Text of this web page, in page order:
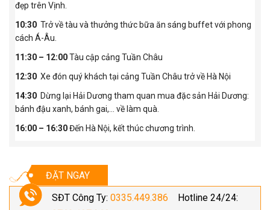
đẹp trên Vịnh.
10:30 Trở về tàu và thưởng thức bữa ăn sáng buffet với phong
cách Á-Âu.
11:30 – 12:00Tàu cập cảng Tuần Châu
12:30 Xe đón quý khách tại cảng Tuần Châu trở về Hà Nội
14:30 Dừng lại Hải Dương tham quan mua đặc sản Hải Dương:
bánh đậu xanh, bánh gai,… về làm quà.
16:00 – 16:30Đến Hà Nội, kết thúc chương trình.
ĐẶT NGAY
SĐT Công Ty: 0335.449.386 Hotline 24/24: